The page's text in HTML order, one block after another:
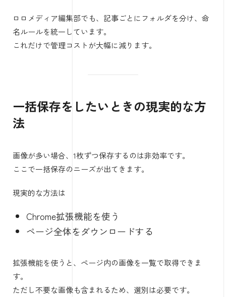
ロロメディア編集部でも、記事ごとにフォルダを分け、命
名ルールを統一しています。
これだけで管理コストが大幅に減ります。
一括保存をしたいときの現実的な方
法
画像が多い場合、1枚ずつ保存するのは非効率です。
ここで一括保存のニーズが出てきます。
現実的な方法は
Chrome拡張機能を使う
ページ全体をダウンロードする
拡張機能を使うと、ページ内の画像を一覧で取得できま
す。
ただし不要な画像も含まれるため、選別は必要です。